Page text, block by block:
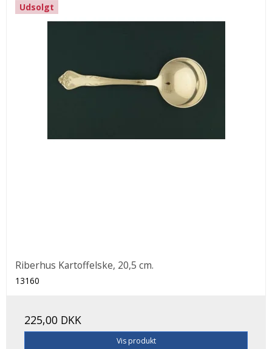
Udsolgt
Riberhus Kartoffelske, 20,5 cm.
13160
225,00 DKK
Vis produkt